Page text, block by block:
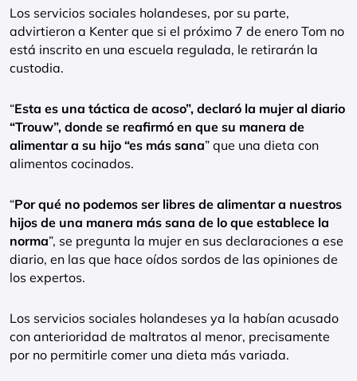
Los servicios sociales holandeses, por su parte,
advirtieron a Kenter que si el próximo 7 de enero Tom no
está inscrito en una escuela regulada, le retirarán la
custodia.
“Esta es una táctica de acoso”, declaró la mujer al diario
“Trouw”, donde se reafirmó en que su manera de
alimentar a su hijo “es más sana” que una dieta con
alimentos cocinados.
“Por qué no podemos ser libres de alimentar a nuestros
hijos de una manera más sana de lo que establece la
norma”, se pregunta la mujer en sus declaraciones a ese
diario, en las que hace oídos sordos de las opiniones de
los expertos.
Los servicios sociales holandeses ya la habían acusado
con anterioridad de maltratos al menor, precisamente
por no permitirle comer una dieta más variada.